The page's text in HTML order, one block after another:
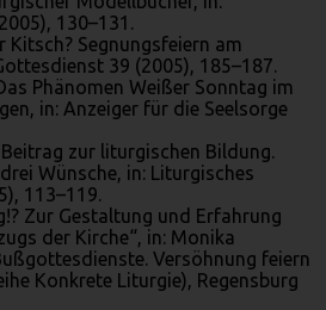
130–131.
Segnungsfeiern am
39 (2005), 185–187.
Phänomen Weißer Sonntag im
in: Anzeiger für die Seelsorge
zur liturgischen Bildung.
Wünsche, in: Liturgisches
113–119.
Zur Gestaltung und Erfahrung
der Kirche“, in: Monika
Versöhnung feiern
Konkrete Liturgie), Regensburg